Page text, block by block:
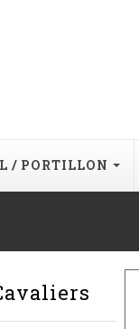
/ PORTILLON